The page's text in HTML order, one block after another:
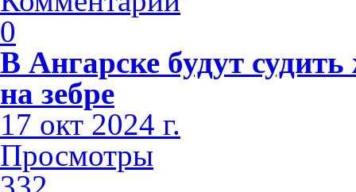
0
В Ангарске будут
на зебре
17 окт 2024 г.
Просмотры